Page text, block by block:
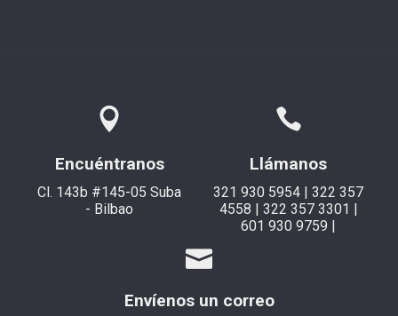
Encuéntranos
Cl. 143b #145-05 Suba
- Bilbao
Llámanos
321 930 5954 | 322 357
4558 | 322 357 3301 |
601 930 9759 |
Envíenos un correo